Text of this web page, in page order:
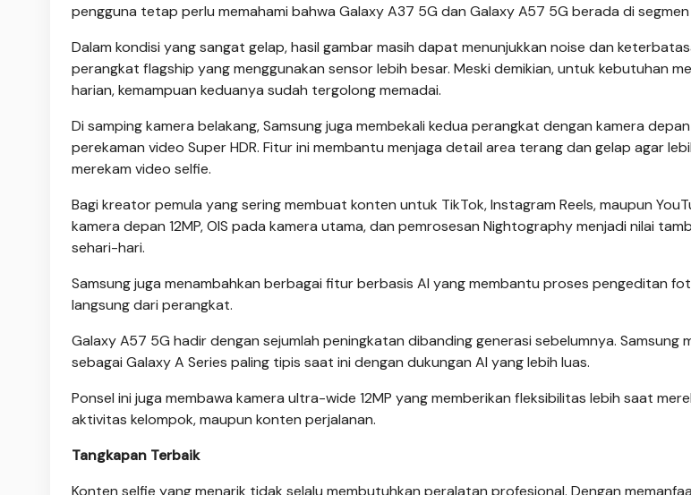
pengguna tetap perlu memahami bahwa Galaxy A37 5G dan Galaxy A57 5G berada di segmen
Dalam kondisi yang sangat gelap, hasil gambar masih dapat menunjukkan noise dan
perangkat flagship yang menggunakan sensor lebih besar. Meski demikian, untuk kebutuhan
harian, kemampuan keduanya sudah tergolong memadai.
Di samping kamera belakang, Samsung juga membekali kedua perangkat dengan kamera
perekaman video Super HDR. Fitur ini membantu menjaga detail area terang dan gelap agar
merekam video selfie.
Bagi kreator pemula yang sering membuat konten untuk TikTok, Instagram Reels, maupun
kamera depan 12MP, OIS pada kamera utama, dan pemrosesan Nightography menjadi nilai
sehari-hari.
Samsung juga menambahkan berbagai fitur berbasis AI yang membantu proses pengeditan
langsung dari perangkat.
Galaxy A57 5G hadir dengan sejumlah peningkatan dibanding generasi sebelumnya. Samsung
sebagai Galaxy A Series paling tipis saat ini dengan dukungan AI yang lebih luas.
Ponsel ini juga membawa kamera ultra-wide 12MP yang memberikan fleksibilitas lebih saat
aktivitas kelompok, maupun konten perjalanan.
Tangkapan Terbaik
Konten selfie yang menarik tidak selalu membutuhkan peralatan profesional. Dengan